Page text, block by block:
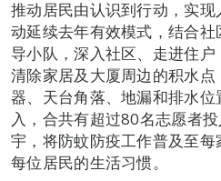
推动居民由认识到行动，实
动延续去年有效模式，结合
导小队，深入社区、走进住
清除家居及大厦周边的积水
器、天台角落、地漏和排水
入，合共有超过80名志愿者
宇，将防蚊防疫工作普及至每
每位居民的生活习惯。